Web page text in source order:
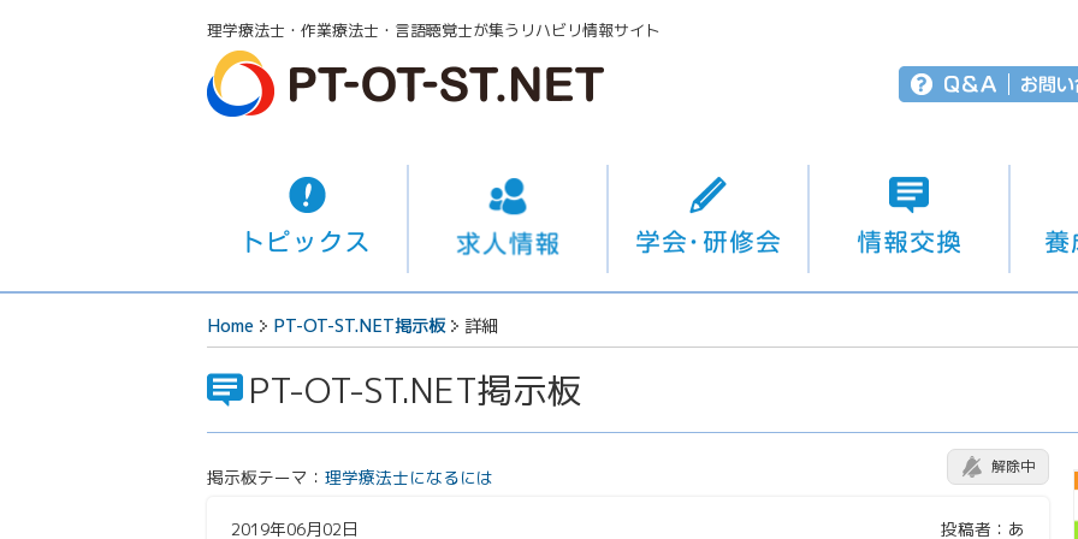
理学療法士・作業療法士・言語聴覚士が集うリハビリ情報サイト
Home PT-OT-ST.NET掲示板 詳細
PT-OT-ST.NET掲示板
掲示板テーマ： 理学療法士になるには 解除中
2019年06月02日 投稿者：あ